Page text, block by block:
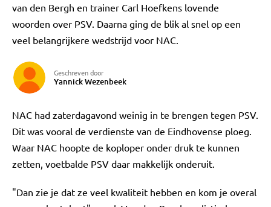
van den Bergh en trainer Carl Hoefkens lovende
woorden over PSV. Daarna ging de blik al snel op een
veel belangrijkere wedstrijd voor NAC.
Geschreven door
Yannick Wezenbeek
NAC had zaterdagavond weinig in te brengen tegen PSV.
Dit was vooral de verdienste van de Eindhovense ploeg.
Waar NAC hoopte de koploper onder druk te kunnen
zetten, voetbalde PSV daar makkelijk onderuit.
"Dan zie je dat ze veel kwaliteit hebben en kom je overal